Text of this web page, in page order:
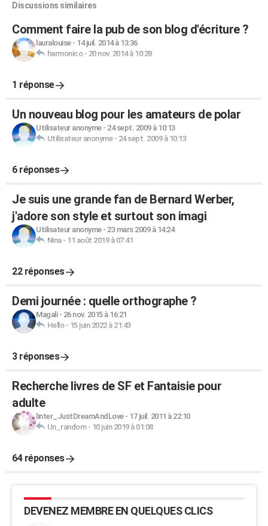
Discussions similaires
Comment faire la pub de son blog d'écriture ?
lauralouise- 14 juil. 2014 à 13:36
harmonico- 20 nov. 2014 à 10:28
1 réponse
Un nouveau blog pour les amateurs de polar
Utilisateur anonyme- 24 sept. 2009 à 10:13
Utilisateur anonyme- 24 sept. 2009 à 10:13
6 réponses
Je suis une grande fan de Bernard Werber,
j'adore son style et surtout son imagi
Utilisateur anonyme- 23 mars 2009 à 14:24
Nina- 11 août 2019 à 07:41
22 réponses
Demi journée : quelle orthographe ?
Magali- 26 nov. 2015 à 16:21
Hello- 15 juin 2022 à 21:43
3 réponses
Recherche livres de SF et Fantaisie pour
adulte
linter_JustDreamAndLove- 17 juil. 2011 à 22:10
Un_random- 10 juin 2019 à 01:08
64 réponses
DEVENEZ MEMBRE EN QUELQUES CLICS